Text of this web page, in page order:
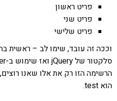
פריט ראשון
פריט שני
פריט שלישי
וככה זה עובד, שימו לב – ראשית
הוא test.